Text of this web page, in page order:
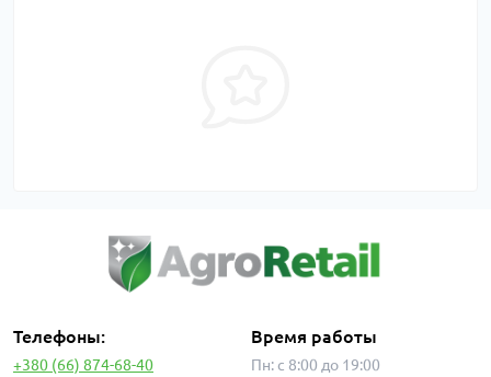
Телефоны:
+380 (66) 874-68-40
Время работы
Пн: с 8:00 до 19:00